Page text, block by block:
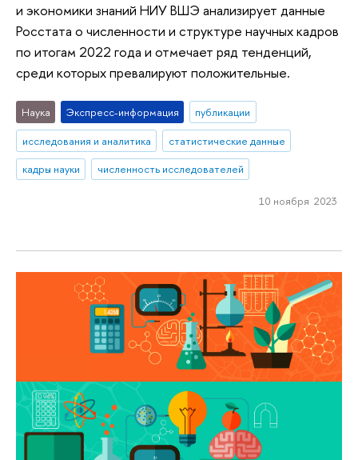
и экономики знаний НИУ ВШЭ анализирует данные
Росстата о численности и структуре научных кадров
по итогам 2022 года и отмечает ряд тенденций,
среди которых превалируют положительные.
Наука Экспресс-информация
публикации
исследования и аналитика
статистические данные
кадры науки
численность исследователей
10 ноября 2023